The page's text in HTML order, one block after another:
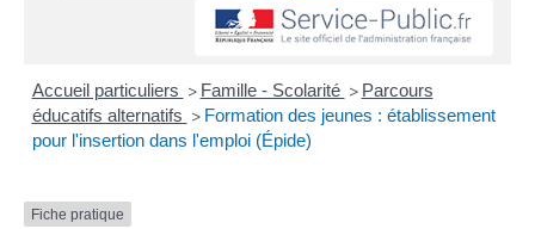
Accueil particuliers > Famille - Scolarité > Parcours
éducatifs alternatifs > Formation des jeunes : établissement
pour l'insertion dans l'emploi (Épide)
Fiche pratique